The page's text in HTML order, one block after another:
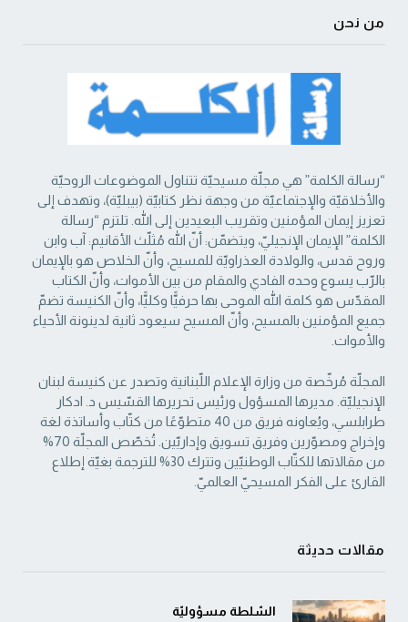
من نحن
“رسالة الكلمة” هي مجلّة مسيحيّة تتناول الموضوعات الروحيّة
والأخلاقيّة والإجتماعيّة من ‏وجهة نظر كتابيّة (بيبليّة)، وتهدف إلى
تعزيز إيمان المؤمنين وتقريب البعيدين إلى الله. تلتزم “رسالة
‏الكلمة” الإيمان الإنجيليّ، ويتضمّن: أنّ الله مُثلّث الأقانيم: آب وابن
وروح قدس، والولادة العذراويّة ‏للمسيح، وأنّ الخلاص هو بالإيمان
بالرّب يسوع وحده الفادي والمقام من بين الأموات، وأنّ الكتاب
‏المقدّس هو كلمة الله الموحى بها حرفيًّا وكليًّا، وأنّ الكنيسة تضمّ
جميع المؤمنين بالمسيح، وأنّ المسيح ‏سيعود ثانية لدينونة الأحياء
والأموات. ‏
المجلّة مُرخّصة من وزارة الإعلام اللّبنانية وتصدر عن كنيسة لبنان
الإنجيليّة. مديرها المسؤول ‏ورئيس تحريرها القسّيس د. ادكار
طرابلسي، ويُعاونه فريق من 40 متطوّعًا من كتّاب وأساتذة لغة
‏وإخراج ومصوّرين وفريق تسويق وإداريّين. تُخصّص المجلّة 70%
من مقالاتها للكتّاب الوطنيّين ‏وتترك 30% للترجمة بغيّة إطلاع
القارئ على الفكر المسيحيّ العالميّ.‏
مقالات حديثة
السّلطة مسؤوليّة